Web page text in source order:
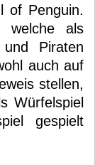
of Penguin.
welche als
Piraten
auch auf
stellen,
Würfelspiel
gespielt